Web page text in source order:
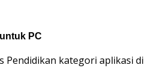
PC
Pendidikan kategori aplikasi